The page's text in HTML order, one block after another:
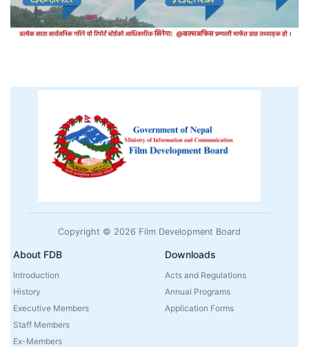
Copyright © 2026 Film Development Board
About FDB
Introduction
History
Executive Members
Staff Members
Ex-Members
Downloads
Acts and Regulations
Annual Programs
Application Forms